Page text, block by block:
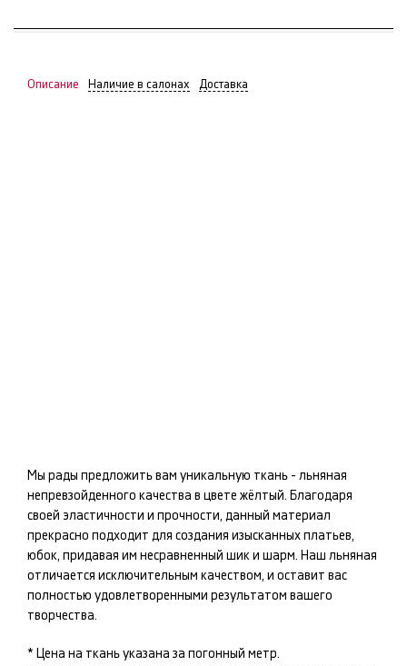
Описание Наличие в салонах Доставка
Мы рады предложить вам уникальную ткань - льняная
непревзойденного качества в цвете жёлтый. Благодаря
своей эластичности и прочности, данный материал
прекрасно подходит для создания изысканных платьев,
юбок, придавая им несравненный шик и шарм. Наш льняная
отличается исключительным качеством, и оставит вас
полностью удовлетворенными результатом вашего
творчества.
* Цена на ткань указана за погонный метр.